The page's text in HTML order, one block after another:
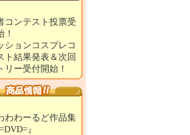
コンテスト投票受
！
ションコスプレコ
ト結果発表＆次回
リー受付開始！
わわーるど作品集
』